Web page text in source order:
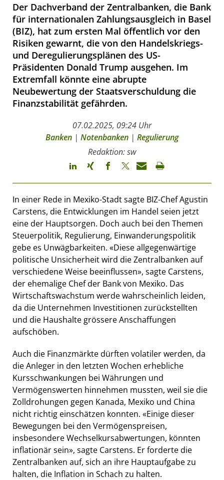
Der Dachverband der Zentralbanken, die Bank
für internationalen Zahlungsausgleich in Basel
(BIZ), hat zum ersten Mal öffentlich vor den
Risiken gewarnt, die von den Handelskriegs-
und Deregulierungsplänen des US-
Präsidenten Donald Trump ausgehen. Im
Extremfall könnte eine abrupte
Neubewertung der Staatsverschuldung die
Finanzstabilität gefährden.
07.02.2025, 09:24 Uhr
Banken | Notenbanken | Regulierung
Redaktion: sw
In einer Rede in Mexiko-Stadt sagte BIZ-Chef Agustin
Carstens, die Entwicklungen im Handel seien jetzt
eine der Hauptsorgen. Doch auch bei den Themen
Steuerpolitik, Regulierung, Einwanderungspolitik
gebe es Unwägbarkeiten. «Diese allgegenwärtige
politische Unsicherheit wird die Zentralbanken auf
verschiedene Weise beeinflussen», sagte Carstens,
der ehemalige Chef der Bank von Mexiko. Das
Wirtschaftswachstum werde wahrscheinlich leiden,
da die Unternehmen Investitionen zurückstellten
und die Haushalte grössere Anschaffungen
aufschöben.
Auch die Finanzmärkte dürften volatiler werden, da
die Anleger in den letzten Wochen erhebliche
Kursschwankungen bei Währungen und
Vermögenswerten hinnehmen mussten, weil sie die
Zolldrohungen gegen Kanada, Mexiko und China
nicht richtig einschätzen konnten. «Einige dieser
Bewegungen bei den Vermögenspreisen,
insbesondere Wechselkursabwertungen, könnten
inflationär sein», sagte Carstens. Er forderte die
Zentralbanken auf, sich an ihre Hauptaufgabe zu
halten, die Inflation in Schach zu halten.